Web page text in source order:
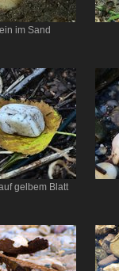
im Sand
gelbem Blatt